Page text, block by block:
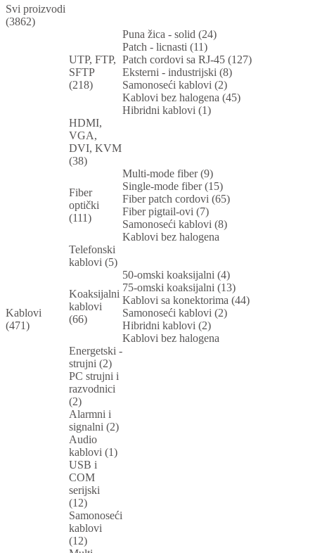
Svi proizvodi
(3862)
Kablovi
(471)
UTP, FTP,
SFTP
(218)
Puna žica - solid (24)
Patch - licnasti (11)
Patch cordovi sa RJ-45 (127)
Eksterni - industrijski (8)
Samonoseći kablovi (2)
Kablovi bez halogena (45)
Hibridni kablovi (1)
HDMI,
VGA,
DVI, KVM
(38)
Fiber
optički
(111)
Multi-mode fiber (9)
Single-mode fiber (15)
Fiber patch cordovi (65)
Fiber pigtail-ovi (7)
Samonoseći kablovi (8)
Kablovi bez halogena
Telefonski
kablovi (5)
Koaksijalni
kablovi
(66)
50-omski koaksijalni (4)
75-omski koaksijalni (13)
Kablovi sa konektorima (44)
Samonoseći kablovi (2)
Hibridni kablovi (2)
Kablovi bez halogena
Energetski -
strujni (2)
PC strujni i
razvodnici
(2)
Alarmni i
signalni (2)
Audio
kablovi (1)
USB i
COM
serijski
(12)
Samonoseći
kablovi
(12)